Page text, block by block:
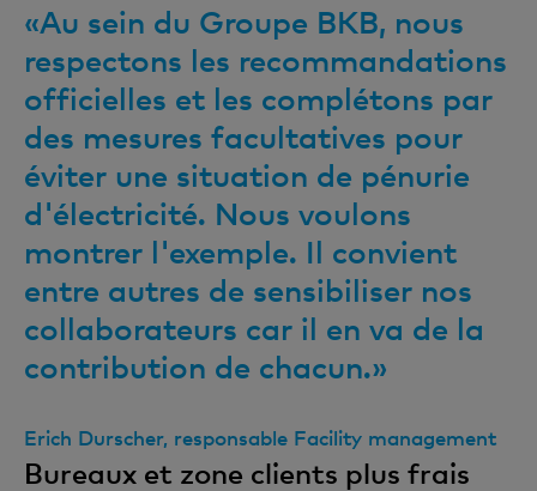
«Au sein du Groupe BKB, nous
respectons les recommandations
officielles et les complétons par
des mesures facultatives pour
éviter une situation de pénurie
d'électricité. Nous voulons
montrer l'exemple. Il convient
entre autres de sensibiliser nos
collaborateurs car il en va de la
contribution de chacun.»
Erich Durscher, responsable Facility management
Bureaux et zone clients plus frais